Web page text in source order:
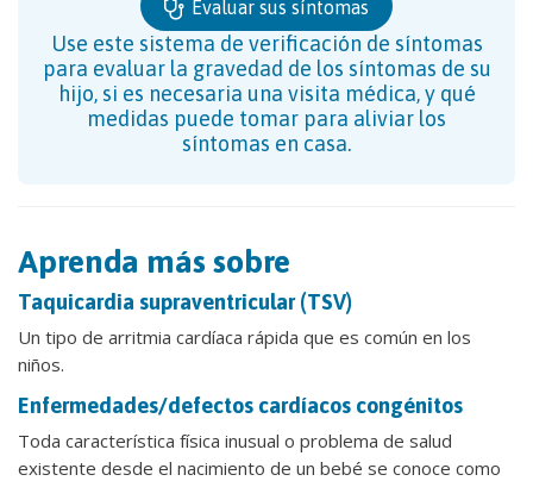
Evaluar sus síntomas
Use este sistema de verificación de síntomas
para evaluar la gravedad de los síntomas de su
hijo, si es necesaria una visita médica, y qué
medidas puede tomar para aliviar los
síntomas en casa.
Aprenda más sobre
Taquicardia supraventricular (TSV)
Un tipo de arritmia cardíaca rápida que es común en los
niños.
Enfermedades/defectos cardíacos congénitos
Toda característica física inusual o problema de salud
existente desde el nacimiento de un bebé se conoce como